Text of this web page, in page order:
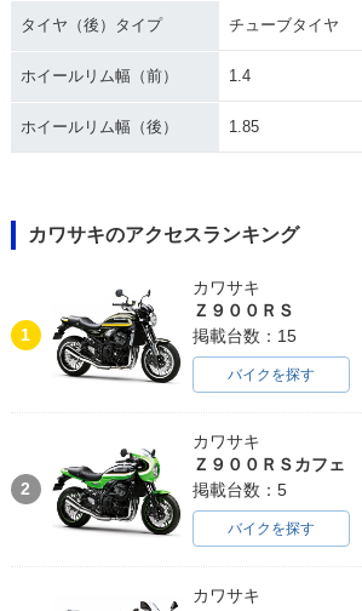
タイヤ（後）タイプ チューブタイヤ
ホイールリム幅（前） 1.4
ホイールリム幅（後） 1.85
カワサキのアクセスランキング
1
カワサキ
Ｚ９００ＲＳ
掲載台数：15
バイクを探す
2
カワサキ
Ｚ９００ＲＳカフェ
掲載台数：5
バイクを探す
カワサキ